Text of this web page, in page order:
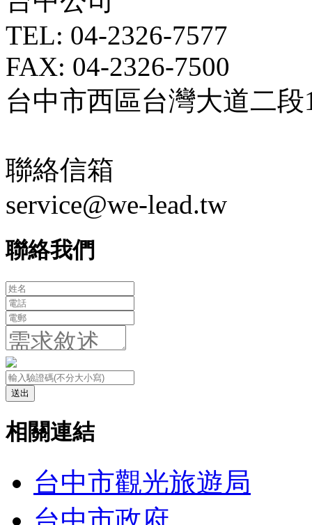
TEL: 04-2326-7577
FAX: 04-2326-7500
台中市西區台灣大道二段
聯絡信箱
service@we-lead.tw
聯絡我們
送出
相關連結
台中市觀光旅遊局